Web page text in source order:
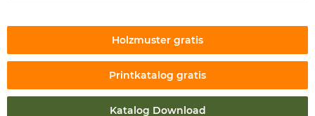
Holzmuster gratis
Printkatalog gratis
Katalog Download